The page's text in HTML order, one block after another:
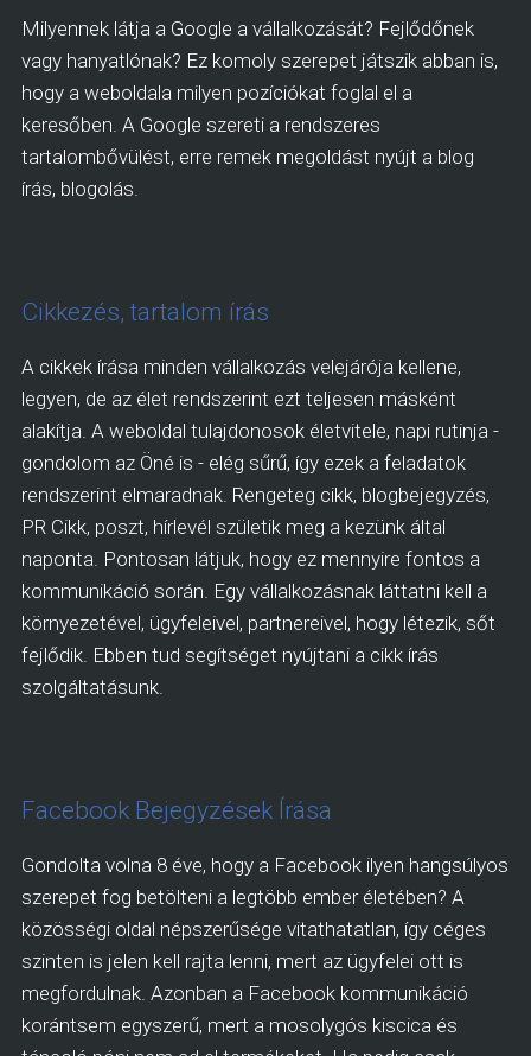
Milyennek látja a Google a vállalkozását? Fejlődőnek
vagy hanyatlónak? Ez komoly szerepet játszik abban is,
hogy a weboldala milyen pozíciókat foglal el a
keresőben. A Google szereti a rendszeres
tartalombővülést, erre remek megoldást nyújt a blog
írás, blogolás.
Cikkezés, tartalom írás
A cikkek írása minden vállalkozás velejárója kellene,
legyen, de az élet rendszerint ezt teljesen másként
alakítja. A weboldal tulajdonosok életvitele, napi rutinja -
gondolom az Öné is - elég sűrű, így ezek a feladatok
rendszerint elmaradnak. Rengeteg cikk, blogbejegyzés,
PR Cikk, poszt, hírlevél születik meg a kezünk által
naponta. Pontosan látjuk, hogy ez mennyire fontos a
kommunikáció során. Egy vállalkozásnak láttatni kell a
környezetével, ügyfeleivel, partnereivel, hogy létezik, sőt
fejlődik. Ebben tud segítséget nyújtani a cikk írás
szolgáltatásunk.
Facebook Bejegyzések Írása
Gondolta volna 8 éve, hogy a Facebook ilyen hangsúlyos
szerepet fog betölteni a legtöbb ember életében? A
közösségi oldal népszerűsége vitathatatlan, így céges
szinten is jelen kell rajta lenni, mert az ügyfelei ott is
megfordulnak. Azonban a Facebook kommunikáció
korántsem egyszerű, mert a mosolygós kiscica és